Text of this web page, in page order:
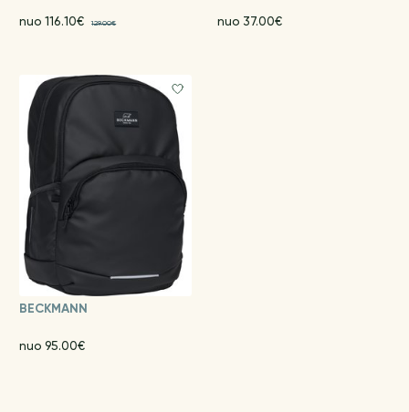
nuo 116.10€ 129.00€ nuo 37.00€
BECKMANN
nuo 95.00€